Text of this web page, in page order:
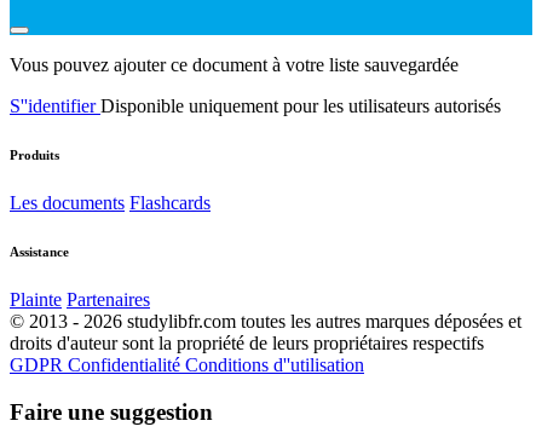
Vous pouvez ajouter ce document à votre liste sauvegardée
S''identifierDisponible uniquement pour les utilisateurs autorisés
Produits
Les documents Flashcards
Assistance
Plainte Partenaires
© 2013 - 2026 studylibfr.com toutes les autres marques déposées et
droits d'auteur sont la propriété de leurs propriétaires respectifs
GDPR Confidentialité Conditions d''utilisation
Faire une suggestion